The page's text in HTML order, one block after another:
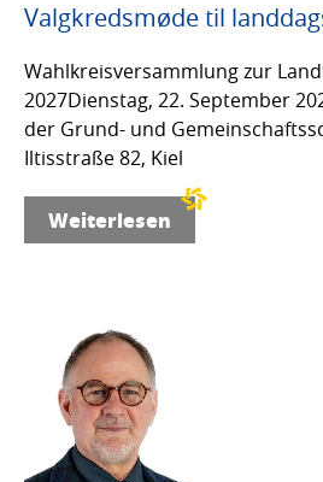
Valgkredsmøde til
Wahlkreisversammlung zur
2027Dienstag, 22. September
der Grund- und
Iltisstraße 82, Kiel
Weiterlesen